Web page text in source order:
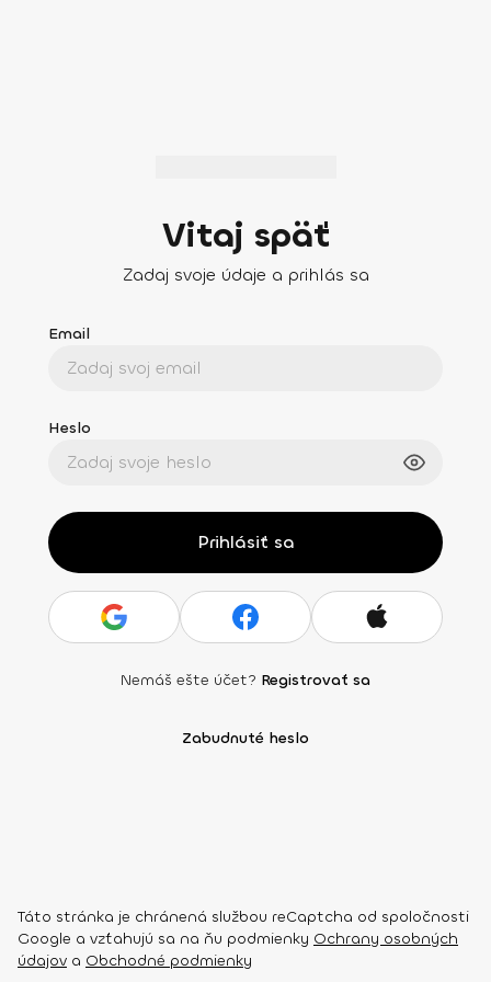
Vitaj späť
Zadaj svoje údaje a prihlás sa
Email
Heslo
Prihlásiť sa
Nemáš ešte účet? Registrovať sa
Zabudnuté heslo
Táto stránka je chránená službou reCaptcha od spoločnosti
Google a vzťahujú sa na ňu podmienky Ochrany osobných
údajov a Obchodné podmienky